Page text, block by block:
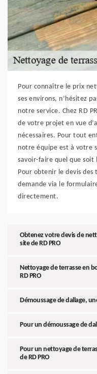
Pour connaître le prix
ses environs, n’hésitez
notre service. Chez RD
de votre projet en vue
nécessaires. Pour tout
notre équipe est à votre
savoir-faire quel que
Pour obtenir le devis
demande via le
directement.
Obtenez votre devis de
site de RD PRO
Nettoyage de terrasse en
RD PRO
Démoussage de dallage,
Pour un démoussage de
Pour un nettoyage de
de RD PRO